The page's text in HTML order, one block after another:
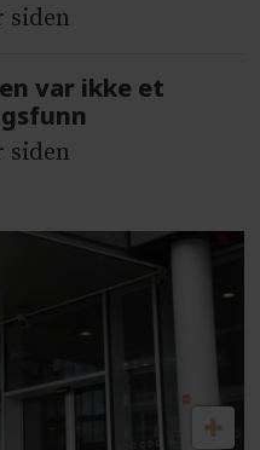
siden
var ikke et
siden